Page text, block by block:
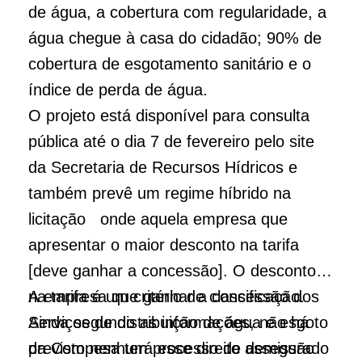
de água, a cobertura com regularidade, a
água chegue à casa do cidadão; 90% de
cobertura de esgotamento sanitário e o
índice de perda de água.
O projeto está disponível para consulta
pública até o dia 7 de fevereiro pelo site
da Secretaria de Recursos Hídricos e
também prevê um regime híbrido na
licitação onde aquela empresa que
apresentar o maior desconto na tarifa
[deve ganhar a concessão]. O desconto
na tarifa é um critério de classificação.
Ainda segundo as informações, não há
previsto nenhum processo de demissão
A empresa que ganhar a concessão dos
Serviços de distribuição de água e esgoto
da Compesa terá esse direito assegurado